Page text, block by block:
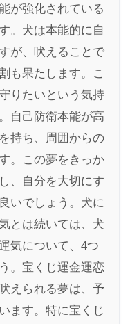
が強化されている
。犬は本能的に自
が、吠えることで
も果たします。こ
りたいという気持
自己防衛本能が高
持ち、周囲からの
。この夢をきっか
、自分を大切にす
いでしょう。犬に
とは続いては、犬
気について、4つ
。宝くじ運金運恋
えられる夢は、予
ます。特に宝くじ